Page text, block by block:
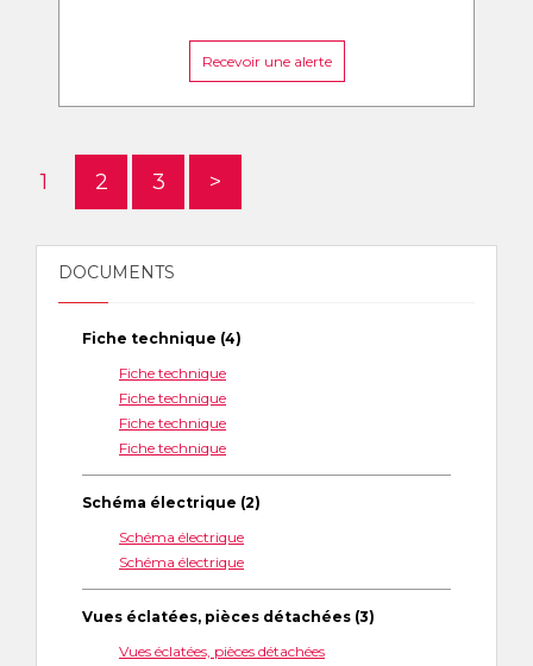
Recevoir une alerte
1 2 3 >
DOCUMENTS
Fiche technique (4)
Fiche technique
Fiche technique
Fiche technique
Fiche technique
Schéma électrique (2)
Schéma électrique
Schéma électrique
Vues éclatées, pièces détachées (3)
Vues éclatées, pièces détachées